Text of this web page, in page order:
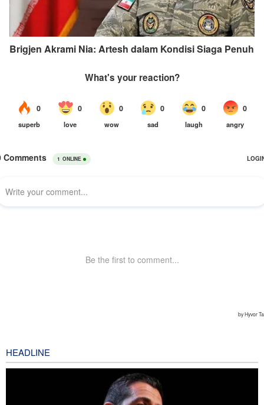
Brigjen Akrami Nia: Artesh dalam Kondisi Siaga Penuh
HEADLINE